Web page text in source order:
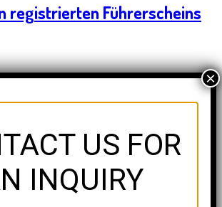
registrierten Führerscheins
US FOR
INQUIRY
×